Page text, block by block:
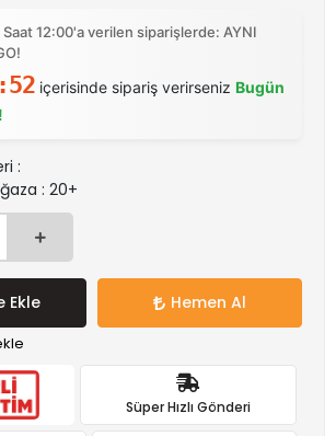
12:00'a verilen siparişlerde: AYNI
içerisinde sipariş verirseniz Bugün
:
: 20+
Ekle Hemen Al
Süper Hızlı Gönderi